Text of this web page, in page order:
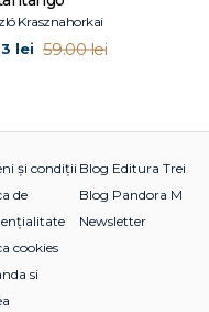
șiPrix Wepler
Krasznahorkai
lei 59.00 lei
și condiții
de
cookies
si
Blog Editura Trei
Blog Pandora M
Newsletter